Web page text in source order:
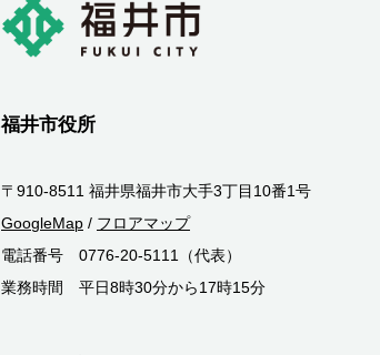
福井市役所
〒910-8511 福井県福井市大手3丁目10番1号
GoogleMap / フロアマップ
電話番号 0776-20-5111（代表）
業務時間 平日8時30分から17時15分